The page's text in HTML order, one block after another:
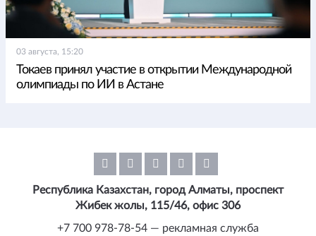
03 августа, 15:20
Токаев принял участие в открытии Международной
олимпиады по ИИ в Астане
Республика Казахстан, город Алматы, проспект
Жибек жолы, 115/46, офис 306
+7 700 978-78-54 — рекламная служба